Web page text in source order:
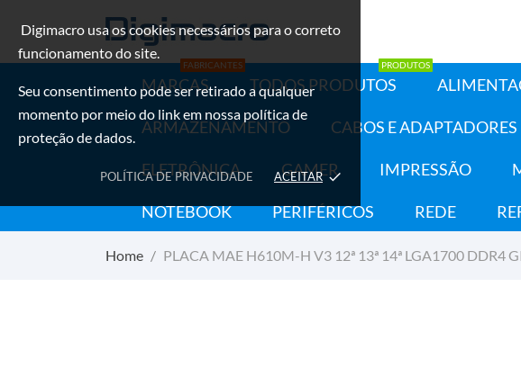
Digimacro usa os cookies necessários para o correto
funcionamento do site.
Seu consentimento pode ser retirado a qualquer
momento por meio do link em nossa política de
proteção de dados.
POLÍTICA DE PRIVACIDADE ACEITAR done
MARCAS
FABRICANTES
TODOS PRODUTOS
PRODUTOS
ARMAZENAMENTO CABOS E ADAPTADORES
ELETRÔNICA GAMER IMPRESSÃO
NOTEBOOK PERIFÉRICOS REDE
Home PLACA MAE H610M-H V3 12ª 13ª 14ª LGA1700 DDR4